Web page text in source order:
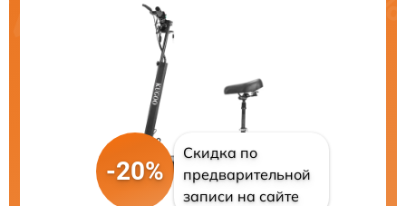
-20%
Скидка по
предварительной
записи на сайте